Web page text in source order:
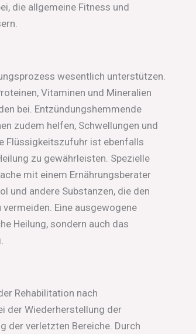
die allgemeine Fitness und
wesentlich unterstützen.
Vitaminen und Mineralien
bei. Entzündungshemmende
zudem helfen, Schwellungen und
Flüssigkeitszufuhr ist ebenfalls
zu gewährleisten. Spezielle
mit einem Ernährungsberater
und andere Substanzen, die den
Eine ausgewogene
Heilung, sondern auch das
Rehabilitation nach
der Wiederherstellung der
der verletzten Bereiche. Durch